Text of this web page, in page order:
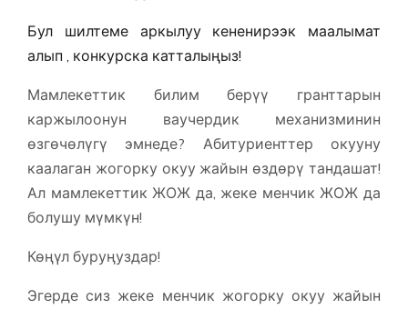
Бул шилтеме аркылуу кененирээк маалымат
алып , конкурска катталыңыз!
Мамлекеттик билим берүү гранттарын
каржылоонун ваучердик механизминин
өзгөчөлүгү эмнеде? Абитуриенттер окууну
каалаган жогорку окуу жайын өздөрү тандашат!
Ал мамлекеттик ЖОЖ да, жеке менчик ЖОЖ да
болушу мүмкүн!
Көңүл буруңуздар!
Эгерде сиз жеке менчик жогорку окуу жайын